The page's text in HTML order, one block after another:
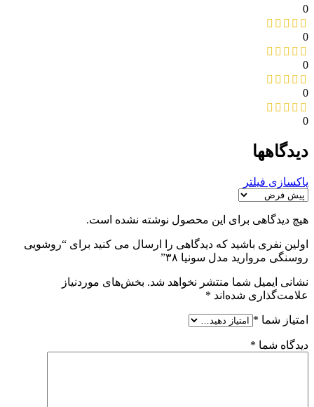
0
0
0
0
0
دیدگاهها
پاکسازی فیلتر
هیچ دیدگاهی برای این محصول نوشته نشده است.
اولین نفری باشید که دیدگاهی را ارسال می کنید برای “روشویی
روسنگی مروارید مدل سونیا ۳۸”
نشانی ایمیل شما منتشر نخواهد شد. بخش‌های موردنیاز
علامت‌گذاری شده‌اند *
امتیاز شما *
دیدگاه شما *